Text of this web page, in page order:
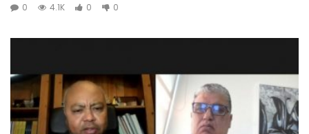
0
4.1K 0 0